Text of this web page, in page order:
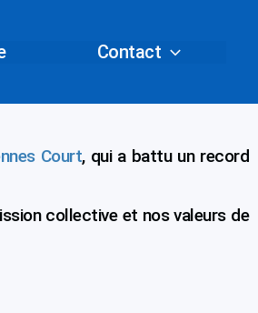
Contact
Court, qui a battu un record
collective et nos valeurs de